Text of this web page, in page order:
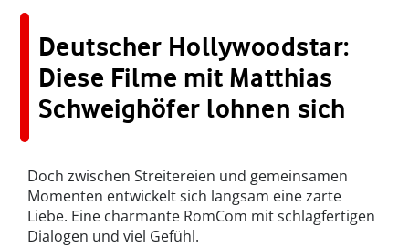
Deutscher Hollywoodstar:
Diese Filme mit Matthias
Schweighöfer lohnen sich
Doch zwischen Streitereien und gemeinsamen
Momenten entwickelt sich langsam eine zarte
Liebe. Eine charmante RomCom mit schlagfertigen
Dialogen und viel Gefühl.